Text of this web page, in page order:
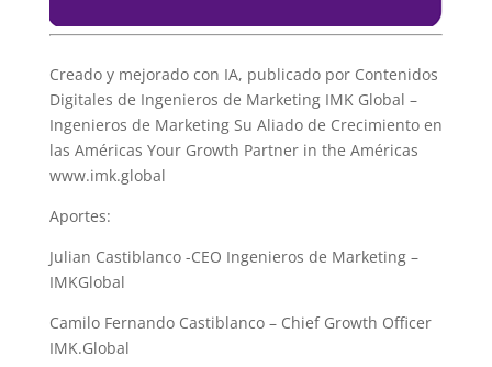
Creado y mejorado con IA, publicado por Contenidos
Digitales de Ingenieros de Marketing IMK Global –
Ingenieros de Marketing Su Aliado de Crecimiento en
las Américas Your Growth Partner in the Américas
www.imk.global
Aportes:
Julian Castiblanco -CEO Ingenieros de Marketing –
IMKGlobal
Camilo Fernando Castiblanco – Chief Growth Officer
IMK.Global